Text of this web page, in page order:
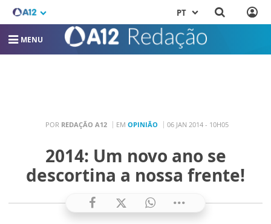
PT
MENU
POR REDAÇÃO A12 EM OPINIÃO 06 JAN 2014 - 10H05
2014: Um novo ano se
descortina a nossa frente!